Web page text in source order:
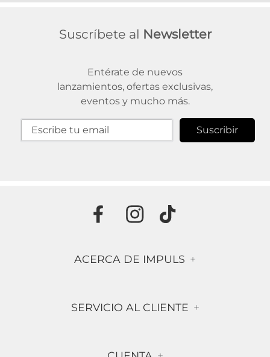
Suscríbete al Newsletter
Entérate de nuevos
lanzamientos, ofertas exclusivas,
eventos y mucho más.
Suscribir
ACERCA DE IMPULS +
SERVICIO AL CLIENTE +